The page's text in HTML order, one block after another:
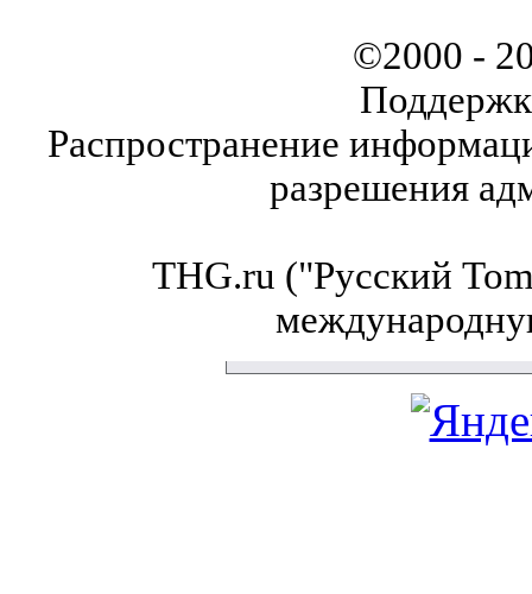
©2000 -
Распространение
разрешения
THG.ru ("Русский